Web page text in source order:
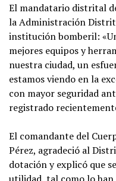
El mandatario distrital
la Administración
institución bomberil:
mejores equipos y
nuestra ciudad, un
estamos viendo en la
con mayor seguridad
registrado
El comandante del
Pérez, agradeció al
dotación y explicó que